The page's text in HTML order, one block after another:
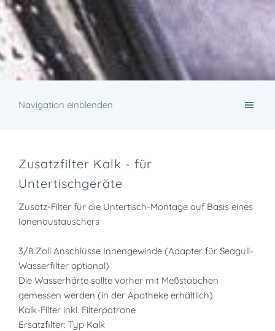
Navigation einblenden
Zusatzfilter Kalk - für
Untertischgeräte
Zusatz-Filter für die Untertisch-Montage auf Basis eines
Ionenaustauschers
3/8 Zoll Anschlüsse Innengewinde (Adapter für Seagull-
Wasserfilter optional)
Die Wasserhärte sollte vorher mit Meßstäbchen
gemessen werden (in der Apotheke erhältlich).
Kalk-Filter inkl. Filterpatrone
Ersatzfilter: Typ Kalk